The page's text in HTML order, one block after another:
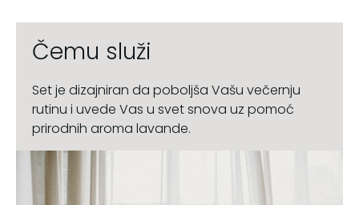
Čemu služi
Set je dizajniran da poboljša Vašu večernju
rutinu i uvede Vas u svet snova uz pomoć
prirodnih aroma lavande.